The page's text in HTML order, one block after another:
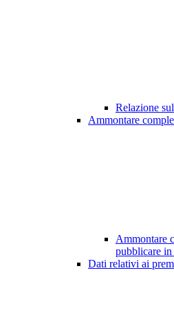
Relazione
Ammontare
Ammontare
pubblicare in
Dati relativi ai